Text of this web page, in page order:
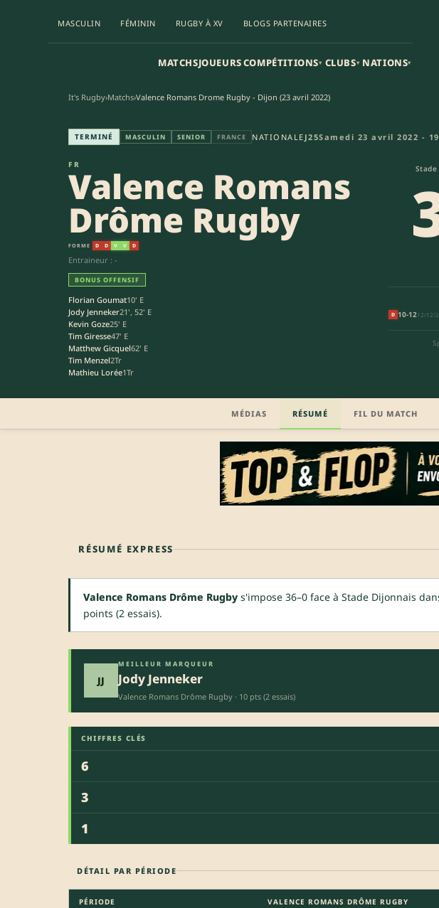
MASCULIN FÉMININ RUGBY À XV BLOGS PARTENAIRES
MATCHSJOUEURSCOMPÉTITIONS▾ CLUBS▾ NATIONS▾
It's Rugby›Matchs›Valence Romans Drome Rugby - Dijon (23 avril 2022)
Valence Romans Drôme Rugby - Stade
TERMINÉ MASCULIN SENIOR FRANCE NATIONALE J25Samedi 23 avril 2022 -
FR
Valence Romans
Drôme Rugby
FORME D D V V D
Entraineur : -
BONUS OFFENSIF
Florian Goumat10' E
Jody Jenneker21', 52' E
Kevin Goze25' E
Tim Giresse47' E
Matthew Gicquel62' E
Tim Menzel2Tr
Mathieu Lorée1Tr
D 10-1212/12/
MÉDIAS RÉSUMÉ FIL DU MATCH
RÉSUMÉ EXPRESS
Valence Romans Drôme Rugby s'impose 36–0 face à Stade Dijonnais
points (2 essais).
JJ
MEILLEUR MARQUEUR
Jody Jenneker
Valence Romans Drôme Rugby · 10 pts (2 essais)
CHIFFRES CLÉS
6
3
1
DÉTAIL PAR PÉRIODE
PÉRIODE VALENCE ROMANS DRÔME RUGBY